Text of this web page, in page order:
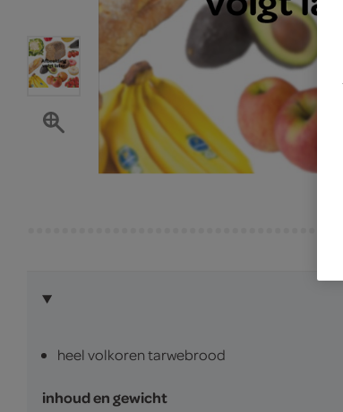
heel volkoren tarwebrood
inhoud en gewicht